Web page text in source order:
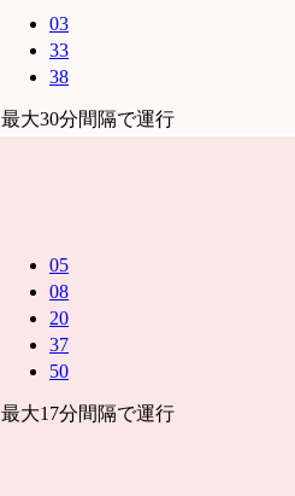
03
33
38
最大30分間隔で運行
05
08
20
37
50
最大17分間隔で運行